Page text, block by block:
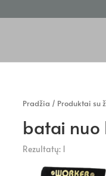
Pradžia / Produktai su
batai nuo
Rezultatų: 1